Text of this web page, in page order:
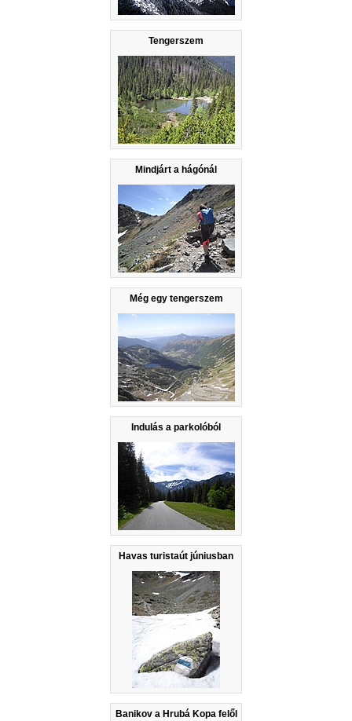
Tengerszem
Mindjárt a hágónál
Még egy tengerszem
Indulás a parkolóból
Havas turistaút júniusban
Banikov a Hrubá Kopa felől